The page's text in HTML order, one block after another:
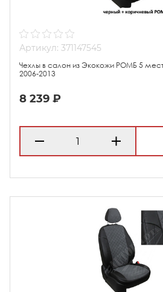
Артикул: 371147545
Чехлы в салон из Экокожи РОМБ 5
2006-2013
8 239 ₽